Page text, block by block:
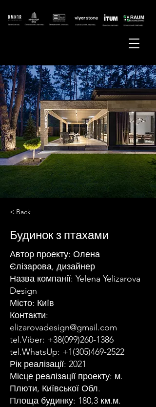
< Back
Будинок з птахами
Автор проекту: Олена
Єлізарова, дизайнер
Назва компанії: Yelena Yelizarova
Design
Місто: Київ
Контакти:
elizarovadesign@gmail.com
tel.Viber: +38(099)260-1386
tel.WhatsUp: +1(305)469-2522
Рік реалізації: 2021
Місце реалізації проекту: м.
Плюти, Київської Обл.
Площа будинку: 180,3 км.м.